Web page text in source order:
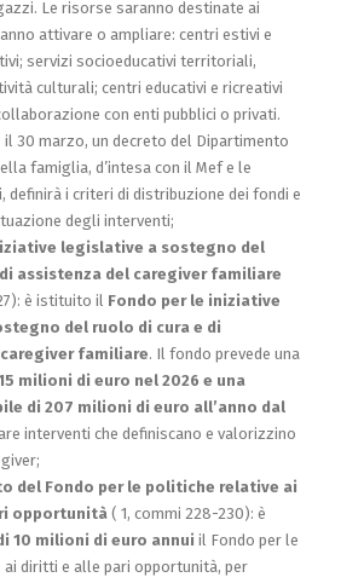
Le risorse saranno destinate ai
attivare o ampliare: centri estivi e
servizi socioeducativi territoriali,
culturali; centri educativi e ricreativi
con enti pubblici o privati.
il 30 marzo, un decreto del Dipartimento
famiglia, d’intesa con il Mef e le
definirà i criteri di distribuzione dei fondi e
degli interventi;
legislative a sostegno del
assistenza del caregiver familiare
è istituito il Fondo per le iniziative
del ruolo di cura e di
familiare. Il fondo prevede una
milioni di euro nel 2026 e una
di 207 milioni di euro all’anno dal
interventi che definiscano e valorizzino
del Fondo per le politiche relative ai
opportunità ( 1, commi 228-230): è
10 milioni di euro annui il Fondo per le
diritti e alle pari opportunità, per